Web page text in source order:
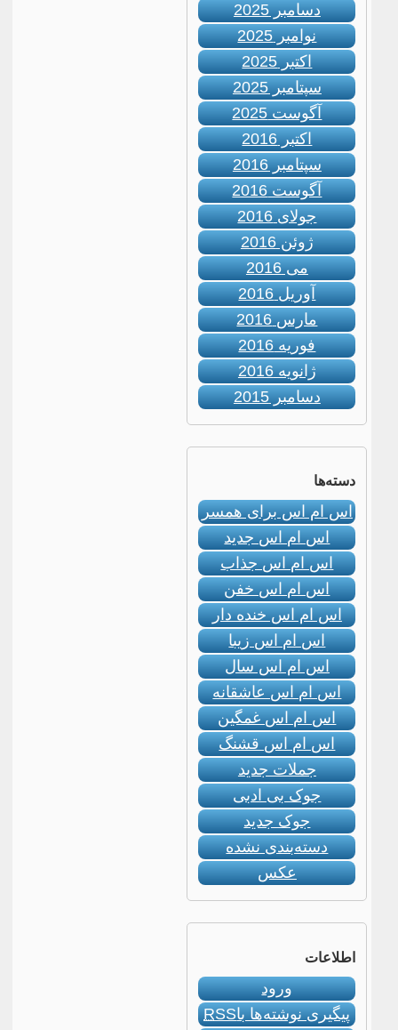
دسامبر 2025
نوامبر 2025
اکتبر 2025
سپتامبر 2025
آگوست 2025
اکتبر 2016
سپتامبر 2016
آگوست 2016
جولای 2016
ژوئن 2016
می 2016
آوریل 2016
مارس 2016
فوریه 2016
ژانویه 2016
دسامبر 2015
دسته‌ها
اس ام اس برای همسر
اس ام اس جدید
اس ام اس جذاب
اس ام اس خفن
اس ام اس خنده دار
اس ام اس زیبا
اس ام اس سال
اس ام اس عاشقانه
اس ام اس غمگین
اس ام اس قشنگ
جملات جدید
جوک بی ادبی
جوک جدید
دسته‌بندی نشده
عکس
اطلاعات
ورود
پیگیری نوشته‌ها باRSS